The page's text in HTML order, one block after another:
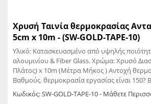
Χρυσή Ταινία θερμοκρασίας
5cm x 10m - (SW-GOLD-TAPE-10)
Υλικό: Κατασκευασμένο από υψηλής
αλουμινίου & Fiber Glass. Χρώμα: Χρυσό
Πλάτος) x 10m (Μέτρα Μήκος ) Αντοχή θερμοκρασίες έως 200?.
Βαθμούς. θερμοκρασία εργασίας είναι 150?
Κωδικός: SW-GOLD-TAPE-10 - Μάθετε